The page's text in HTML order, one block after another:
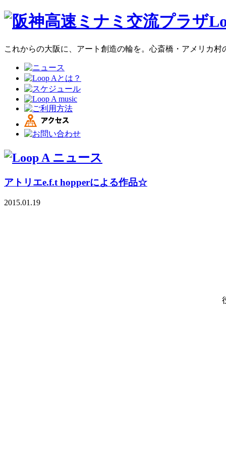
これからの大阪に、アート創造の輪を。心斎橋・アメリカ村
アトリエe.f.t hopperによる作品☆
2015.01.19